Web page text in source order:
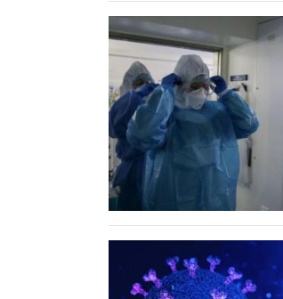
Imagem